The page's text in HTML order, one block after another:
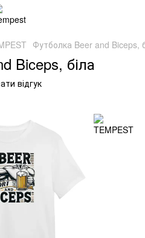
Футболка Beer and Biceps,
Biceps, біла
відгук